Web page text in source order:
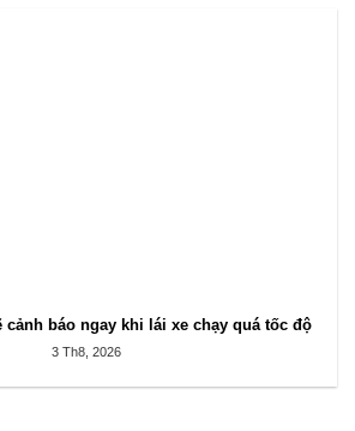
báo ngay khi lái xe chạy quá tốc độ
3 Th8, 2026